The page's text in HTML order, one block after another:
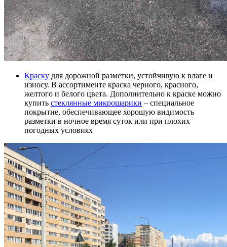
Краску для дорожной разметки, устойчивую к влаге и
износу. В ассортименте краска черного, красного,
желтого и белого цвета. Дополнительно к краске можно
купить стеклянные микрошарики – специальное
покрытие, обеспечивающее хорошую видимость
разметки в ночное время суток или при плохих
погодных условиях